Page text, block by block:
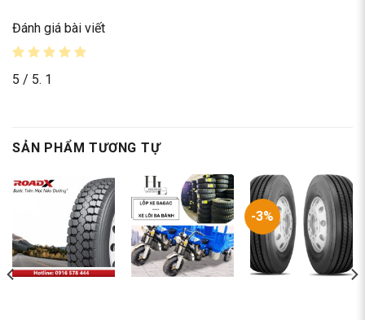
Đánh giá bài viết
5 / 5. 1
SẢN PHẨM TƯƠNG TỰ
-3%